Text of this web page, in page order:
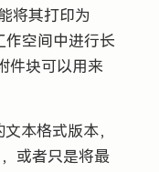
将其打印为
作空间中进行长
块可以用来
本格式版本，
或者只是将最